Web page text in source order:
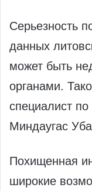
Серьезность
данных
может быть
органами.
специалист по
Миндаугас
Похищенная
широкие